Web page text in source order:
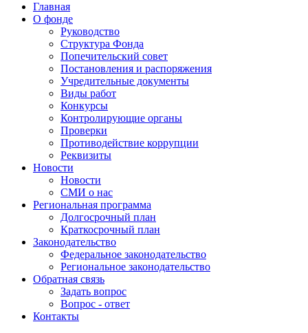
Главная
О фонде
Руководство
Структура Фонда
Попечительский совет
Постановления и распоряжения
Учредительные документы
Виды работ
Конкурсы
Контролирующие органы
Проверки
Противодействие коррупции
Реквизиты
Новости
Новости
СМИ о нас
Региональная программа
Долгосрочный план
Краткосрочный план
Законодательство
Федеральное законодательство
Региональное законодательство
Обратная связь
Задать вопрос
Вопрос - ответ
Контакты